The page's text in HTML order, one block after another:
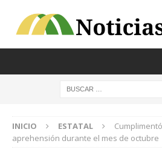
INICIO ESTATAL
aprehensión durante el mes de octubre